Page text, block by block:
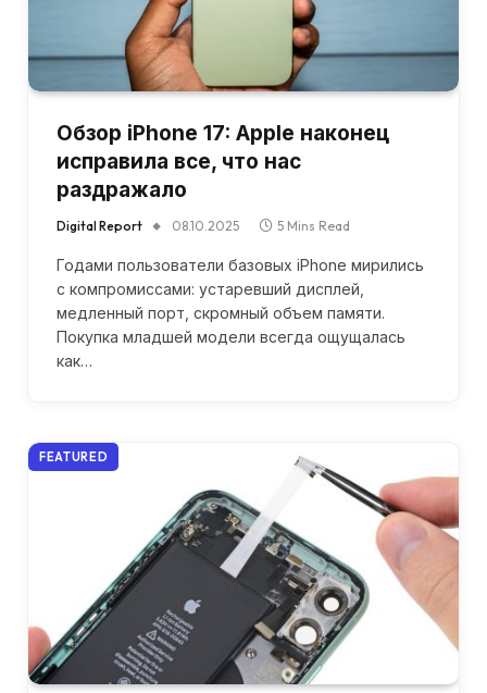
Обзор iPhone 17: Apple наконец
исправила все, что нас
раздражало
Digital Report 08.10.2025 5 Mins Read
Годами пользователи базовых iPhone мирились
с компромиссами: устаревший дисплей,
медленный порт, скромный объем памяти.
Покупка младшей модели всегда ощущалась
как…
FEATURED